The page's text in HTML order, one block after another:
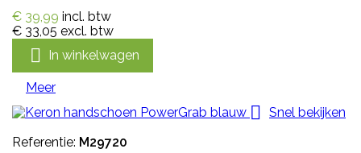
€ 39,99 incl. btw
€ 33,05 excl. btw
 In winkelwagen
Meer

Snel bekijken
Referentie: M29720